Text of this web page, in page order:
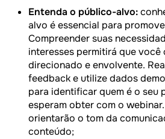
Entenda o público-alvo:
alvo é essencial para
Compreender suas
interesses permitirá que você
direcionado e envolvente.
feedback e utilize dados
para identificar quem é o seu
esperam obter com o
orientarão o tom da
conteúdo;